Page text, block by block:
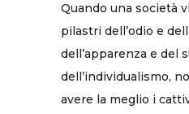
Quando una società
pilastri dell’odio e
dell’apparenza e del
dell’individualismo,
avere la meglio i